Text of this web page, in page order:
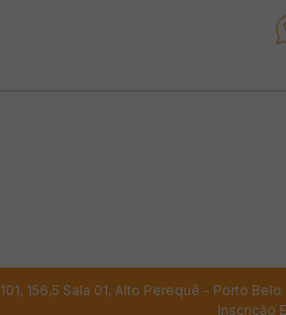
156,5 Sala 01, Alto Perequê - Porto
Inscrição